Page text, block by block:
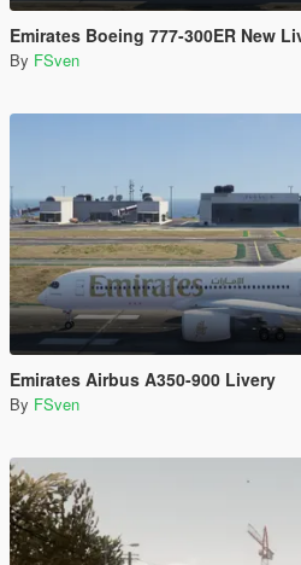
Emirates Boeing 777-300ER New
By FSven
Emirates Airbus A350-900 Livery
By FSven